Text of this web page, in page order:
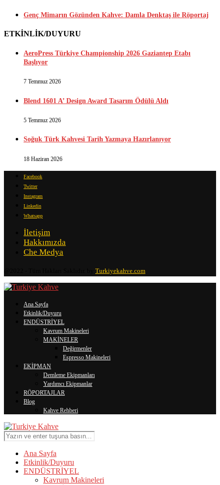
Genç Mimarın Gözünden Kahve: Damla Denktaş ile Röportaj
ETKİNLİK/DUYURU
AeroPress Türkiye Championship 2026 Gaziantep Etabı
Başlıyor
7 Temmuz 2026
Blend 1601 A’ Design Award Tasarım Ödülü Aldı
5 Temmuz 2026
Soğuk Türk Kahvesi Tarih Yazmaya Hazırlanıyor
18 Haziran 2026
Facebook
Twitter
Instagram
Linkedin
Whatsapp
İletişim
Hakkımızda
Che Medya
Turkiyekahve.com
Ana Sayfa
Etkinlik/Duyuru
ENDÜSTRİYEL
Kavrum Makineleri
MAKİNELER
Değirmenler
Espresso Makineleri
EKİPMAN
Demleme Ekipmanları
Yardımcı Ekipmanlar
RÖPORTAJLAR
Blog
Kahve Rehberi
Ana Sayfa
Etkinlik/Duyuru
ENDÜSTRİYEL
Kavrum Makineleri